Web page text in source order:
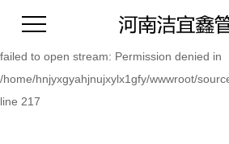
file_put_contents(/home/
failed to open stream: Permission denied in
/home/hnjyxgyahjnujxylx1gfy/wwwroot/
line 217